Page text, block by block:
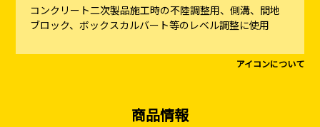
コンクリート二次製品施工時の不陸調整用、側溝、間地
ブロック、ボックスカルバート等のレベル調整に使用
アイコンについて
商品情報